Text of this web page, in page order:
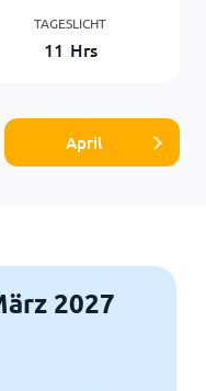
TAGESLICHT
11 Hrs
April
2027